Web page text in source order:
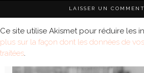
Ce site utilise Akismet pour réduire les
plus sur la façon dont les données de
traitées.